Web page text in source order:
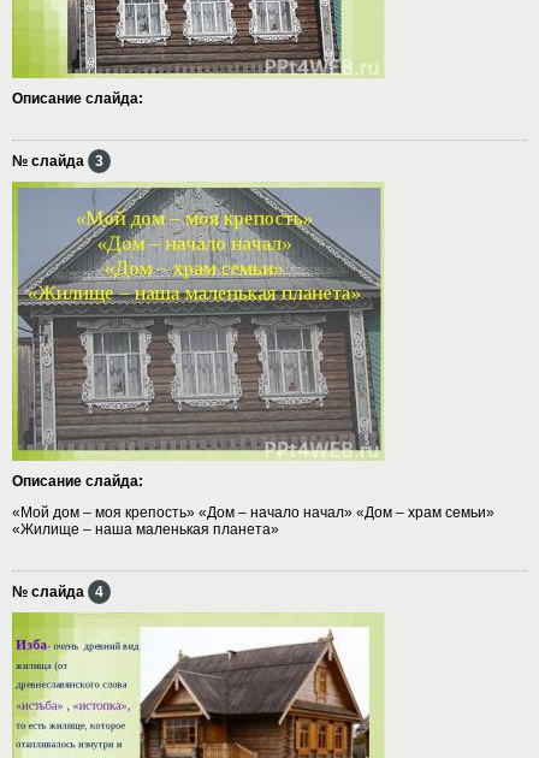
Описание слайда:
№ слайда 3
Описание слайда:
«Мой дом – моя крепость» «Дом – начало начал» «Дом – храм семьи»
«Жилище – наша маленькая планета»
№ слайда 4